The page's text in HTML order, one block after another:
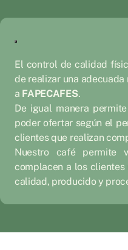
El control de calidad
de realizar una
a FAPECAFES.
De igual manera
poder ofertar según el
clientes que realizan
Nuestro café permite
complacen a los
calidad, producido y